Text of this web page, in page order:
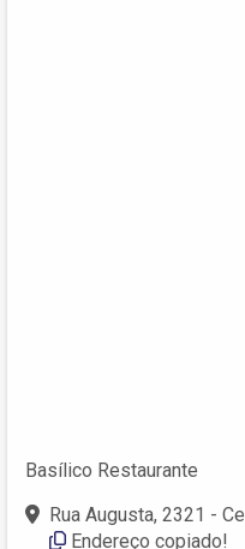
Basílico Restaurante
Rua Augusta, 2321 -
Endereço copiado!